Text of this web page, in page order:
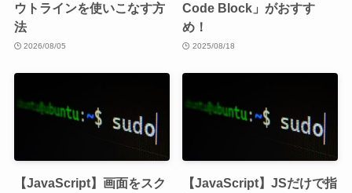
ウトラインを使いこなす方
法
2026/08/05
Code Block」がおすす
め！
2025/08/18
【JavaScript】画面をスク
【JavaScript】JSだけで指